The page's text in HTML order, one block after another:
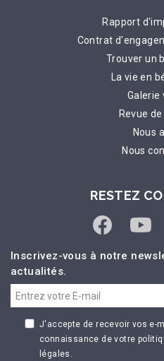
Rapport
Contrat
Trouver un
La vie en
Galerie
Revue
Nous
Nous
RESTEZ
Inscrivez-vous à notre
actualités.
J'accepte de recevoir vos e-
connaissance de votre
légales.